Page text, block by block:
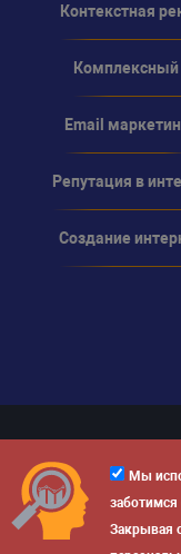
Мы
заботимся
Закрывая
Контекстная
Комплексный
Email
Репутация в
Создание